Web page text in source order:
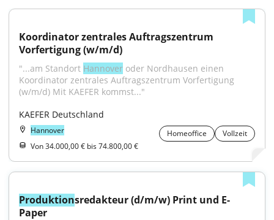
Koordinator zentrales Auftragszentrum
Vorfertigung (w/m/d)
"...am Standort Hannover oder Nordhausen einen
Koordinator zentrales Auftragszentrum Vorfertigung
(w/m/d) Mit KAEFER kommst..."
KAEFER Deutschland
Hannover Homeoffice
Vollzeit
Von 34.000,00 € bis 74.800,00 €
Produktionsredakteur (d/m/w) Print und E-
Paper